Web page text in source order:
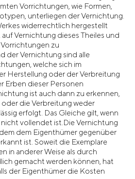
Vorrichtungen, wie Formen,
unterliegen der Vernichtung.
widerrechtlich hergestellt
Vernichtung dieses Theiles und
zu
der Vernichtung sind alle
welche sich im
Herstellung oder der Verbreitung
Erben dieser Personen
ist auch dann zu erkennen,
die Verbreitung weder
erfolgt. Das Gleiche gilt, wenn
vollendet ist.Die Vernichtung
dem Eigenthümer gegenüber
ist. Soweit die Exemplare
in anderer Weise als durch
gemacht werden können, hat
der Eigenthümer die Kosten